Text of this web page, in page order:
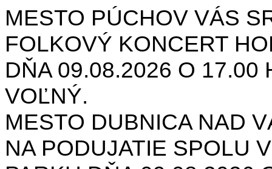
MESTO PÚCHOV VÁS
FOLKOVÝ KONCERT
DŇA 09.08.2026 O 17.00
VOĽNÝ.
MESTO DUBNICA NAD
NA PODUJATIE SPOLU